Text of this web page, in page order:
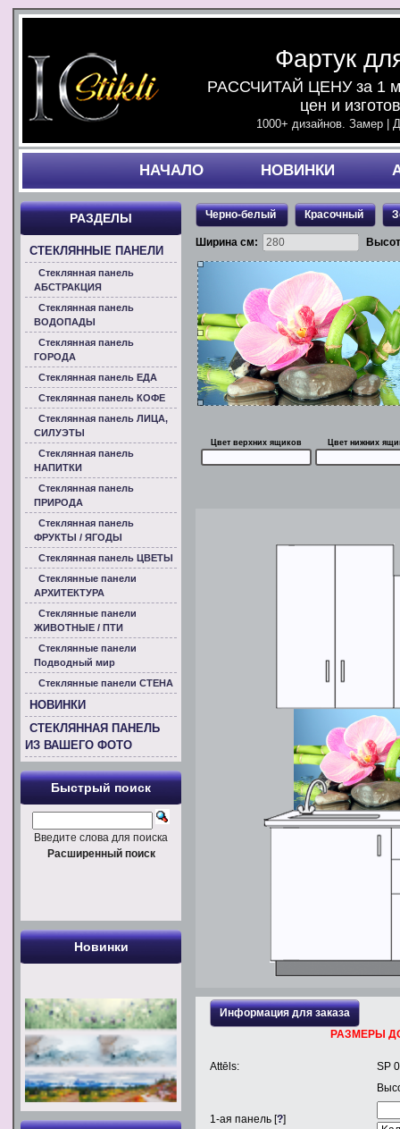
Фартук
РАССЧИТАЙ ЦЕНУ за 1
цен и
1000+ дизайнов. Замер |
НАЧАЛO НОВИНКИ
Черно-белый Красочный
Ширина см:
Цвет верхних ящиков Цвет нижних
Информация для заказа
РАЗМЕРЫ
Attēls:
SP
1-ая панель [?]
РАЗДЕЛЫ
СТЕКЛЯННЫЕ ПАНЕЛИ
Стеклянная панель
АБСТРАКЦИЯ
Стеклянная панель
ВОДОПАДЫ
Стеклянная панель
ГОРОДА
Стеклянная панель ЕДА
Стеклянная панель КОФЕ
Стеклянная панель ЛИЦА,
СИЛУЭТЫ
Стеклянная панель
НАПИТКИ
Стеклянная панель
ПРИРОДА
Стеклянная панель
ФРУКТЫ / ЯГОДЫ
Стеклянная панель ЦВЕТЫ
Стеклянные панели
АРХИТЕКТУРА
Стеклянные панели
ЖИВОТНЫЕ / ПТИ
Стеклянные панели
Подводный мир
Стеклянные панели СТЕНА
НОВИНКИ
СТЕКЛЯННАЯ ПАНЕЛЬ
ИЗ ВАШЕГО ФОТО
Быстрый поиск
Введите слова для поиска
Расширенный поиск
Новинки